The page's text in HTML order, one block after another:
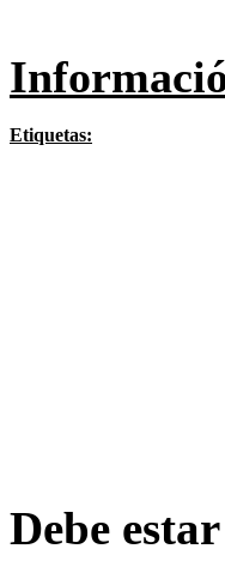
Etiquetas:
Debe